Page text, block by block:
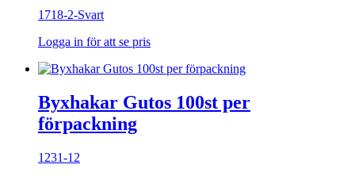
1718-2-Svart
Logga in för att se pris
Byxhakar Gutos 100st per
förpackning
1231-12